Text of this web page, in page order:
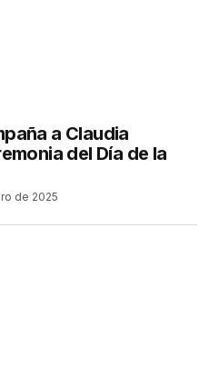
a Claudia
del Día de la
de 2025